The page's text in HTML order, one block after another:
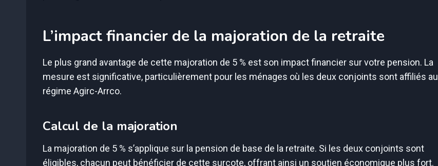
L’impact financier de la majoration de la retraite
Le plus grand avantage de cette majoration de 5 % est son impact financier sur votre pension. La
mesure est significative, particulièrement pour les ménages où les deux conjoints sont affiliés au
régime Agirc-Arrco.
Calcul de la majoration
La majoration de 5 % s’applique sur la pension de base de la retraite. Si les deux conjoints sont
éligibles, chacun peut bénéficier de cette surcote, offrant ainsi un soutien économique plus fort.